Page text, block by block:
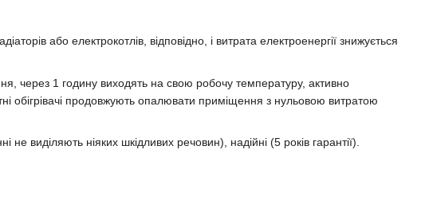
або електрокотлів, відповідно, і витрата електроенергії знижується
через 1 годину виходять на свою робочу температуру, активно
обігрівачі продовжують опалювати приміщення з нульовою витратою
не виділяють ніяких шкідливих речовин), надійні (5 років гарантії).